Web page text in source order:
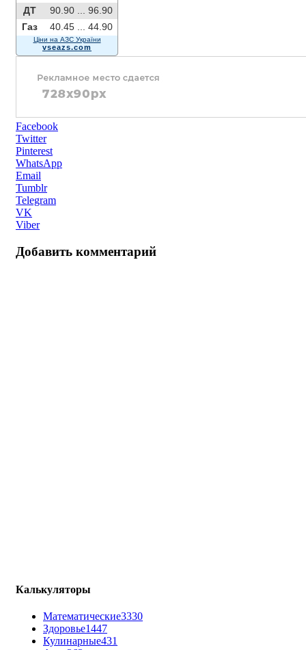
ДТ
90.90 ...
96.90
Газ
40.45 ... 44.90
Ціни на АЗС України
vseazs.com
Facebook
Twitter
Pinterest
WhatsApp
Email
Tumblr
Telegram
VK
Viber
Добавить комментарий
Калькуляторы
Математические3330
Здоровье1447
Кулинарные431